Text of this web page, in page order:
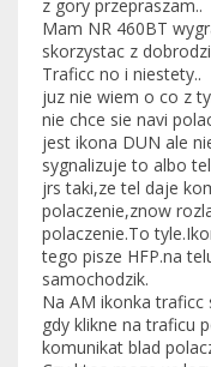
z gory przepraszam..
Mam NR 460BT
skorzystac z
Traficc no i niestety..
juz nie wiem o co z
nie chce sie navi
jest ikona DUN ale
sygnalizuje to albo
jrs taki,ze tel daje
polaczenie,znow
polaczenie.To
tego pisze HFP.na
samochodzik.
Na AM ikonka traficc
gdy klikne na traficu
komunikat blad